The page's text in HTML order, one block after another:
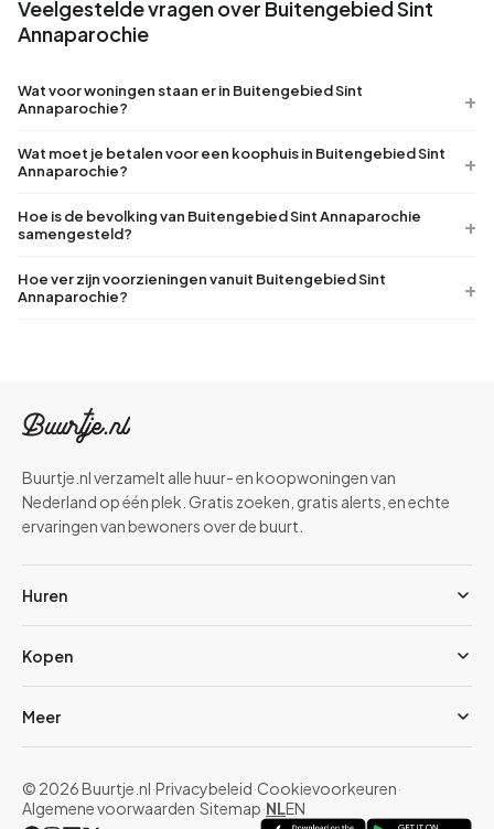
Veelgestelde vragen over Buitengebied Sint
Annaparochie
Wat voor woningen staan er in Buitengebied Sint
Annaparochie?
Wat moet je betalen voor een koophuis in Buitengebied Sint
Annaparochie?
Hoe is de bevolking van Buitengebied Sint Annaparochie
samengesteld?
Hoe ver zijn voorzieningen vanuit Buitengebied Sint
Annaparochie?
Buurtje.nl verzamelt alle huur- en koopwoningen van
Nederland op één plek. Gratis zoeken, gratis alerts, en echte
ervaringen van bewoners over de buurt.
Huren
Kopen
Meer
© 2026 Buurtje.nl·Privacybeleid·Cookievoorkeuren·
Algemene voorwaarden·Sitemap·NLEN